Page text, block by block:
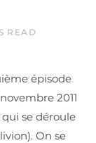
READ
épisode
2011
qui se déroule
On se